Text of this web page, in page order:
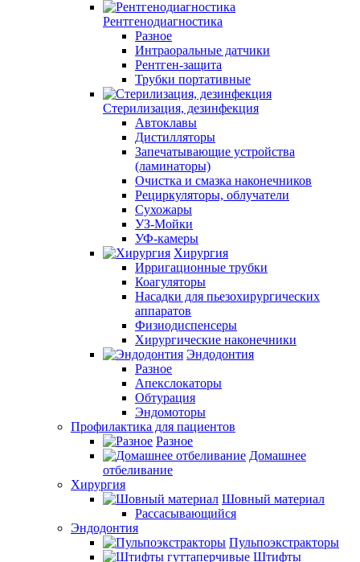
Рентгенодиагностика
Разное
Интраоральные датчики
Рентген-защита
Трубки портативные
Стерилизация, дезинфекция
Автоклавы
Дистилляторы
Запечатывающие устройства
(ламинаторы)
Очистка и смазка наконечников
Рециркуляторы, облучатели
Сухожары
УЗ-Мойки
УФ-камеры
Хирургия
Ирригационные трубки
Коагуляторы
Насадки для пьезохирургических
аппаратов
Физиодиспенсеры
Хирургические наконечники
Эндодонтия
Разное
Апекслокаторы
Обтурация
Эндомоторы
Профилактика для пациентов
Разное
Домашнее
отбеливание
Хирургия
Шовный материал
Рассасывающийся
Эндодонтия
Пульпоэкстракторы
Штифты